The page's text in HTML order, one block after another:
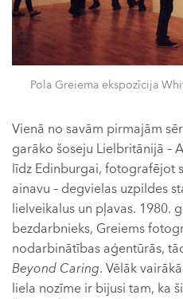
Pola Greiema ekspozīcija
Vienā no savām pirmajām
garāko šoseju Lielbritānijā –
līdz Edinburgai, fotografējot
ainavu – degvielas uzpildes
lielveikalus un pļavas. 1980.
bezdarbnieks, Greiems
nodarbinātības aģentūrās,
Beyond Caring. Vēlāk
liela nozīme ir bijusi tam, ka